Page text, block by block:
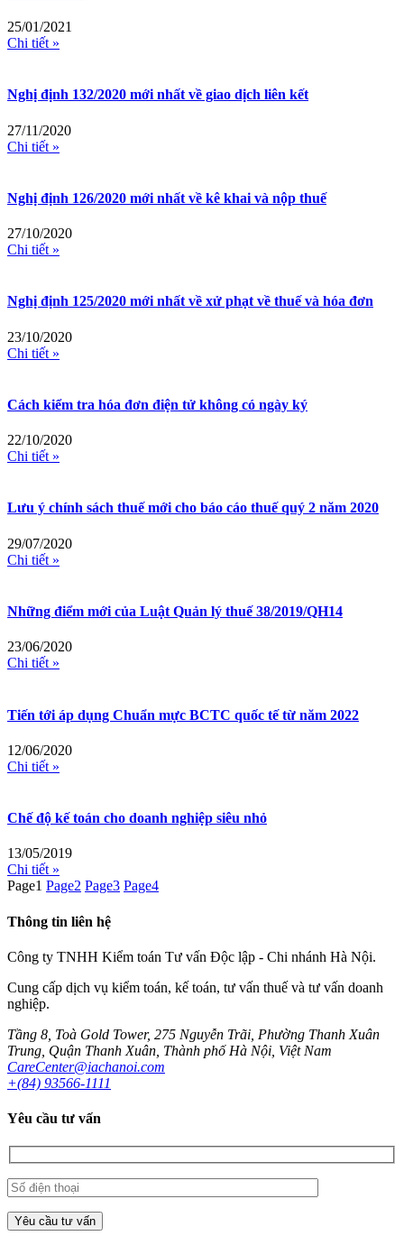
25/01/2021
Chi tiết »
Nghị định 132/2020 mới nhất về giao dịch liên kết
27/11/2020
Chi tiết »
Nghị định 126/2020 mới nhất về kê khai và nộp thuế
27/10/2020
Chi tiết »
Nghị định 125/2020 mới nhất về xử phạt về thuế và hóa đơn
23/10/2020
Chi tiết »
Cách kiểm tra hóa đơn điện tử không có ngày ký
22/10/2020
Chi tiết »
Lưu ý chính sách thuế mới cho báo cáo thuế quý 2 năm 2020
29/07/2020
Chi tiết »
Những điểm mới của Luật Quản lý thuế 38/2019/QH14
23/06/2020
Chi tiết »
Tiến tới áp dụng Chuẩn mực BCTC quốc tế từ năm 2022
12/06/2020
Chi tiết »
Chế độ kế toán cho doanh nghiệp siêu nhỏ
13/05/2019
Chi tiết »
Page1 Page2 Page3 Page4
Thông tin liên hệ
Công ty TNHH Kiểm toán Tư vấn Độc lập - Chi nhánh Hà Nội.
Cung cấp dịch vụ kiểm toán, kế toán, tư vấn thuế và tư vấn doanh
nghiệp.
Tầng 8, Toà Gold Tower, 275 Nguyễn Trãi, Phường Thanh Xuân
Trung, Quận Thanh Xuân, Thành phố Hà Nội, Việt Nam
CareCenter@iachanoi.com
+(84) 93566-1111
Yêu cầu tư vấn